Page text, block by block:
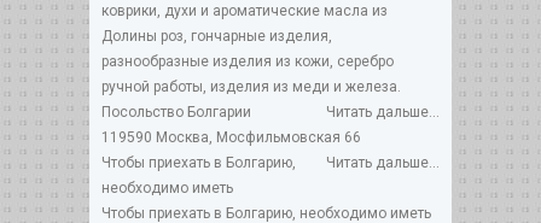
коврики, духи и ароматические масла из
Долины роз, гончарные изделия,
разнообразные изделия из кожи, серебро
ручной работы, изделия из меди и железа.
Читать дальше...
Посольство Болгарии
119590 Москва, Мосфильмовская 66
Читать дальше...
Чтобы приехать в Болгарию,
необходимо иметь
Чтобы приехать в Болгарию, необходимо иметь